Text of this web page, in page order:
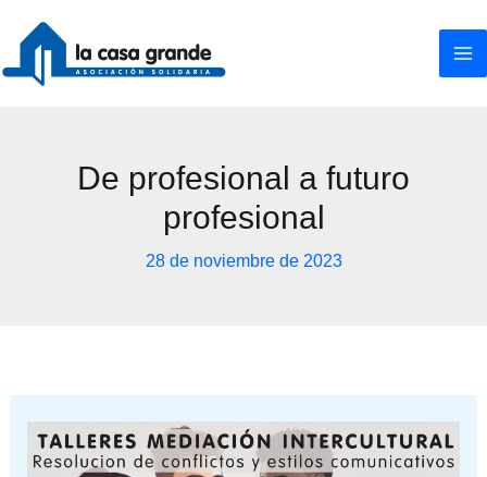
contenido
De profesional a futuro
profesional
28 de noviembre de 2023